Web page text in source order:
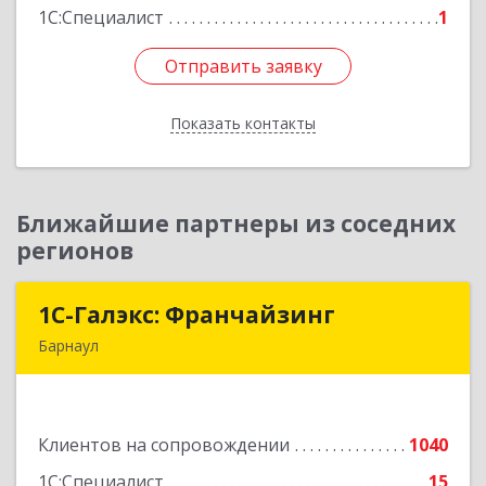
1С:Специалист
1
Отправить заявку
Показать контакты
Отправить заявку
Назад
Ближайшие партнеры из соседних
регионов
1С-Галэкс: Франчайзинг
Барнаул
Клиентов на сопровождении
1040
1С-Галэкс: Франчайзинг
Подробнее